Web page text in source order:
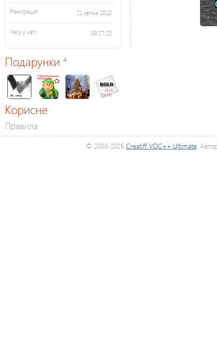
Реєстрація: 21 квітня 2010
Часу у чаті: 09:27:20
Подарунки 4
Корисне
Правила
© 2003-2026 Creatiff VOC++ Ultimate.